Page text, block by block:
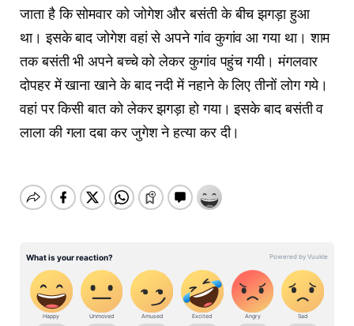
जाता है कि सोमवार को जोगेश और बसंती के बीच झगड़ा हुआ
था। इसके बाद जोगेश वहां से अपने गांव कुगांव आ गया था। शाम
तक बसंती भी अपने बच्चे को लेकर कुगांव पहुंच गयी। मंगलवार
दोपहर में खाना खाने के बाद नदी में नहाने के लिए तीनों लोग गये।
वहां पर किसी बात को लेकर झगड़ा हो गया। इसके बाद बसंती व
लाला की गला दबा कर जुगेश ने हत्या कर दी।